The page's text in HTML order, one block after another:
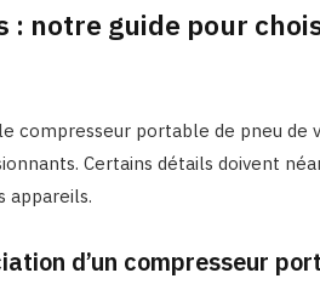
: notre guide pour
compresseur portable de pneu de
Certains détails doivent
appareils.
d’un compresseur